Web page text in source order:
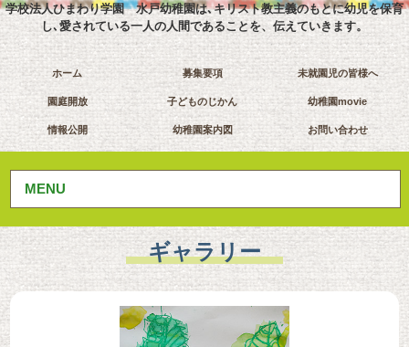
学校法人ひまわり学園 水戸幼稚園は､キリスト教主義のもとに幼児を保育
し､愛されている一人の人間であることを、伝えていきます。
ホーム 募集要項 未就園児の皆様へ
園庭開放 子どものじかん 幼稚園movie
情報公開 幼稚園案内図 お問い合わせ
MENU
ギャラリー